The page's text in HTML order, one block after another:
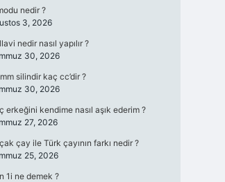
nedir ?
3, 2026
nedir nasıl yapılır ?
30, 2026
silindir kaç cc’dir ?
30, 2026
erkeğini kendime nasıl aşık ederim ?
27, 2026
çay ile Türk çayının farkı nedir ?
25, 2026
1i ne demek ?